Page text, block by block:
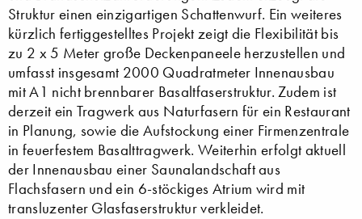
Struktur einen einzigartigen Schattenwurf. Ein weiteres
kürzlich fertiggestelltes Projekt zeigt die Flexibilität bis
zu 2 x 5 Meter große Deckenpaneele herzustellen und
umfasst insgesamt 2000 Quadratmeter Innenausbau
mit A1 nicht brennbarer Basaltfaserstruktur. Zudem ist
derzeit ein Tragwerk aus Naturfasern für ein Restaurant
in Planung, sowie die Aufstockung einer Firmenzentrale
in feuerfestem Basalttragwerk. Weiterhin erfolgt aktuell
der Innenausbau einer Saunalandschaft aus
Flachsfasern und ein 6-stöckiges Atrium wird mit
transluzenter Glasfaserstruktur verkleidet.